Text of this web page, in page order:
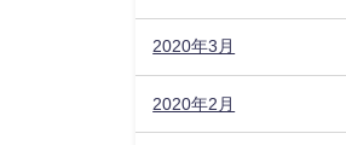
2020年3月
2020年2月